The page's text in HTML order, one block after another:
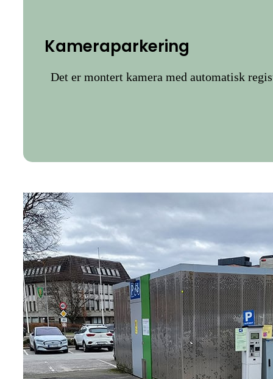
Kameraparkering
Det er montert kamera med automatisk